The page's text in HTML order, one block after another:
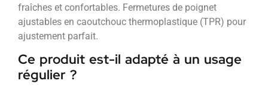
fraîches et confortables. Fermetures de poignet
ajustables en caoutchouc thermoplastique (TPR) pour
ajustement parfait.
Ce produit est-il adapté à un usage
régulier ?